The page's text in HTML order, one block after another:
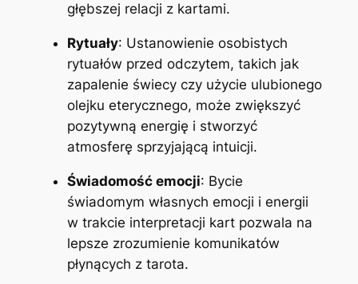
głębszej relacji z kartami.
Rytuały: Ustanowienie osobistych
rytuałów przed odczytem, takich jak
zapalenie świecy czy użycie ulubionego
olejku eterycznego, może zwiększyć
pozytywną energię i stworzyć
atmosferę sprzyjającą intuicji.
Świadomość emocji: Bycie
świadomym własnych emocji i energii
w trakcie interpretacji kart pozwala na
lepsze zrozumienie komunikatów
płynących z tarota.